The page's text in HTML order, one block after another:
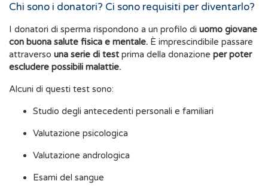
Chi sono i donatori? Ci sono requisiti per diventarlo?
I donatori di sperma rispondono a un profilo di uomo giovane
con buona salute fisica e mentale. È imprescindibile passare
attraverso una serie di test prima della donazione per poter
escludere possibili malattie.
Alcuni di questi test sono:
Studio degli antecedenti personali e familiari
Valutazione psicologica
Valutazione andrologica
Esami del sangue